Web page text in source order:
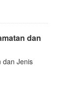
dan
dan Jenis